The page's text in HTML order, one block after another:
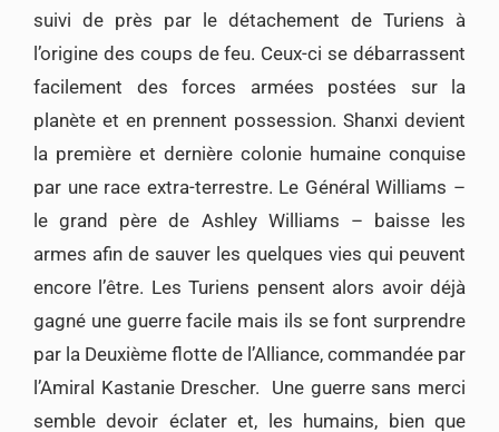
suivi de près par le détachement de Turiens à
l’origine des coups de feu. Ceux-ci se débarrassent
facilement des forces armées postées sur la
planète et en prennent possession. Shanxi devient
la première et dernière colonie humaine conquise
par une race extra-terrestre. Le Général Williams –
le grand père de Ashley Williams – baisse les
armes afin de sauver les quelques vies qui peuvent
encore l’être. Les Turiens pensent alors avoir déjà
gagné une guerre facile mais ils se font surprendre
par la Deuxième flotte de l’Alliance, commandée par
l’Amiral Kastanie Drescher. Une guerre sans merci
semble devoir éclater et, les humains, bien que